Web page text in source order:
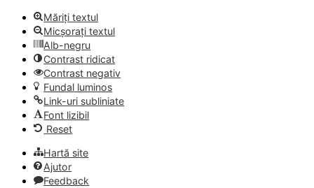
Măriți textul
Micșorați textul
Alb-negru
Contrast ridicat
Contrast negativ
Fundal luminos
Link-uri subliniate
Font lizibil
Reset
Hartă site
Ajutor
Feedback